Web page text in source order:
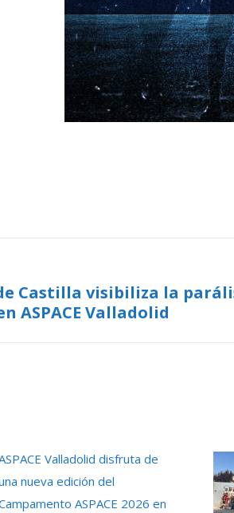
Castilla visibiliza la
ASPACE Valladolid
Valladolid disfruta de
nueva edición del
ASPACE 2026 en